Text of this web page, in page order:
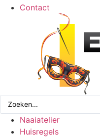
Contact
Search
Naaiatelier
Huisregels